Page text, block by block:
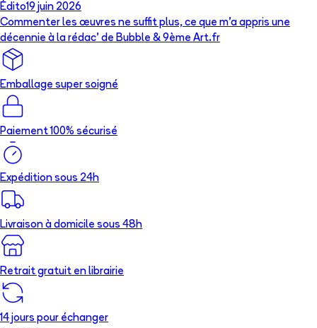
Édito19 juin 2026
Commenter les œuvres ne suffit plus, ce que m’a appris une
décennie à la rédac’ de Bubble & 9ème Art.fr
Emballage super soigné
Paiement 100% sécurisé
Expédition sous 24h
Livraison à domicile sous 48h
Retrait gratuit en librairie
14 jours pour échanger